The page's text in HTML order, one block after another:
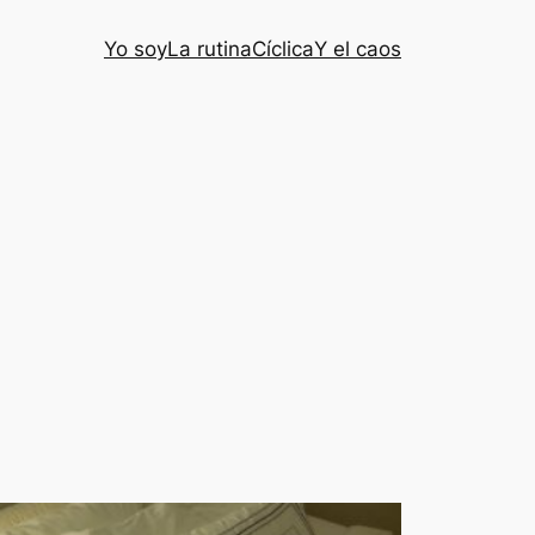
Yo soyLa rutinaCíclicaY el caos